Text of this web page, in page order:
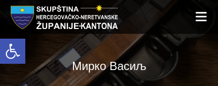
Open toolbar
Мирко Васиљ